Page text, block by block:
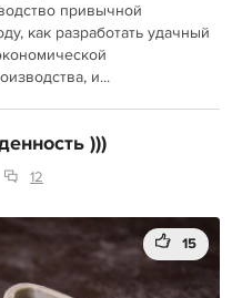
привычной
как разработать удачный
и...
)))
12
15